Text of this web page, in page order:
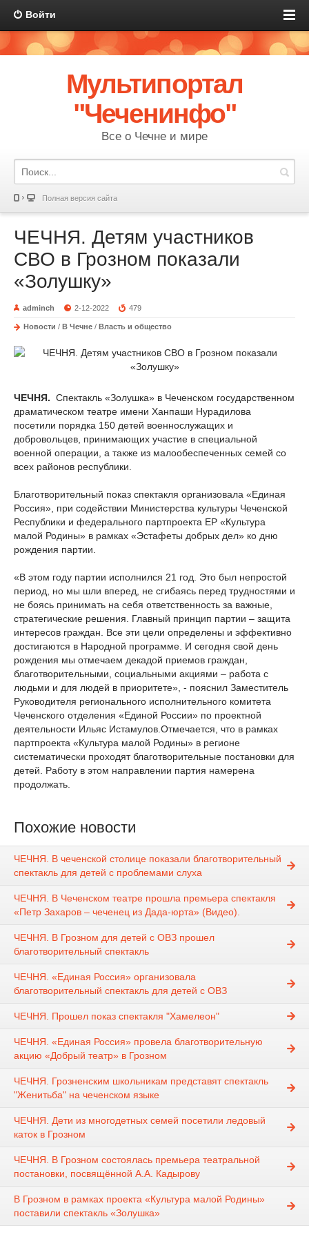
Войти
Мультипортал
"Чеченинфо"
Все о Чечне и мире
Полная версия сайта
ЧЕЧНЯ. Детям участников
СВО в Грозном показали
«Золушку»
adminch 2-12-2022 479
Новости / В Чечне / Власть и общество
ЧЕЧНЯ. Спектакль «Золушка» в Чеченском государственном
драматическом театре имени Ханпаши Нурадилова
посетили порядка 150 детей военнослужащих и
добровольцев, принимающих участие в специальной
военной операции, а также из малообеспеченных семей со
всех районов республики.
Благотворительный показ спектакля организовала «Единая
Россия», при содействии Министерства культуры Чеченской
Республики и федерального партпроекта ЕР «Культура
малой Родины» в рамках «Эстафеты добрых дел» ко дню
рождения партии.
«В этом году партии исполнился 21 год. Это был непростой
период, но мы шли вперед, не сгибаясь перед трудностями и
не боясь принимать на себя ответственность за важные,
стратегические решения. Главный принцип партии – защита
интересов граждан. Все эти цели определены и эффективно
достигаются в Народной программе. И сегодня свой день
рождения мы отмечаем декадой приемов граждан,
благотворительными, социальными акциями – работа с
людьми и для людей в приоритете», - пояснил Заместитель
Руководителя регионального исполнительного комитета
Чеченского отделения «Единой России» по проектной
деятельности Ильяс Истамулов.Отмечается, что в рамках
партпроекта «Культура малой Родины» в регионе
систематически проходят благотворительные постановки для
детей. Работу в этом направлении партия намерена
продолжать.
Похожие новости
ЧЕЧНЯ. В чеченской столице показали благотворительный
спектакль для детей с проблемами слуха
ЧЕЧНЯ. В Чеченском театре прошла премьера спектакля
«Петр Захаров – чеченец из Дада-юрта» (Видео).
ЧЕЧНЯ. В Грозном для детей с ОВЗ прошел
благотворительный спектакль
ЧЕЧНЯ. «Единая Россия» организовала
благотворительный спектакль для детей с ОВЗ
ЧЕЧНЯ. Прошел показ спектакля "Хамелеон"
ЧЕЧНЯ. «Единая Россия» провела благотворительную
акцию «Добрый театр» в Грозном
ЧЕЧНЯ. Грозненским школьникам представят спектакль
"Женитьба" на чеченском языке
ЧЕЧНЯ. Дети из многодетных семей посетили ледовый
каток в Грозном
ЧЕЧНЯ. В Грозном состоялась премьера театральной
постановки, посвящённой А.А. Кадырову
В Грозном в рамках проекта «Культура малой Родины»
поставили спектакль «Золушка»